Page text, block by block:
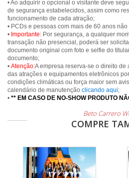
• Ao adquirir o opcional o visitante deve
de segurança estabelecidos, assim como
funcionamento de cada atração;
• PCDs e pessoas com mais de 60 anos
• Importante: Por segurança, a qualquer
transação não presencial, poderá ser
documento original com foto e selfie do
documento;
• Atenção:A empresa reserva-se o direito
das atrações e equipamentos eletrônicos
condições climáticas ou força maior sem
calendário de manutenção clicando aqui;
• ** EM CASO DE NO-SHOW PRODUTO
Beto Carrero
COMPRE